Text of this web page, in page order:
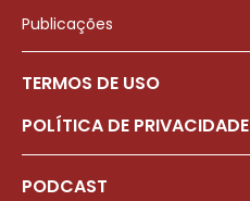
Publicações
TERMOS DE USO
POLÍTICA DE PRIVACIDADE
PODCAST